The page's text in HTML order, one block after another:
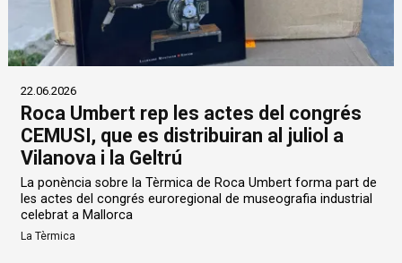
22.06.2026
Roca Umbert rep les actes del congrés
CEMUSI, que es distribuiran al juliol a
Vilanova i la Geltrú
La ponència sobre la Tèrmica de Roca Umbert forma part de
les actes del congrés euroregional de museografia industrial
celebrat a Mallorca
La Tèrmica